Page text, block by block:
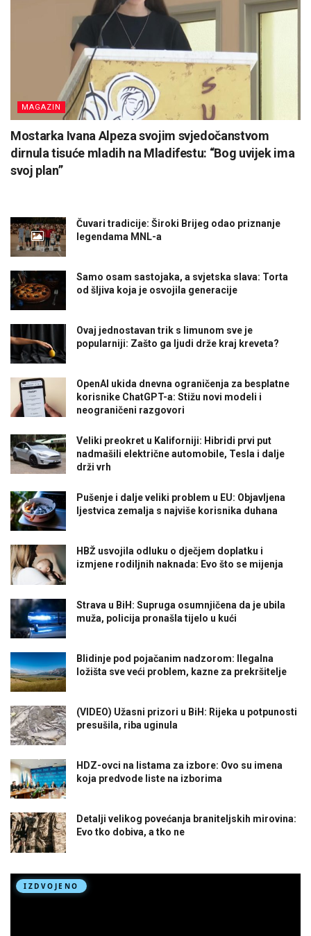
MAGAZIN
Mostarka Ivana Alpeza svojim svjedočanstvom
dirnula tisuće mladih na Mladifestu: “Bog uvijek ima
svoj plan”
Čuvari tradicije: Široki Brijeg odao priznanje
legendama MNL-a
Samo osam sastojaka, a svjetska slava: Torta
od šljiva koja je osvojila generacije
Ovaj jednostavan trik s limunom sve je
popularniji: Zašto ga ljudi drže kraj kreveta?
OpenAI ukida dnevna ograničenja za besplatne
korisnike ChatGPT-a: Stižu novi modeli i
neograničeni razgovori
Veliki preokret u Kaliforniji: Hibridi prvi put
nadmašili električne automobile, Tesla i dalje
drži vrh
Pušenje i dalje veliki problem u EU: Objavljena
ljestvica zemalja s najviše korisnika duhana
HBŽ usvojila odluku o dječjem doplatku i
izmjene rodiljnih naknada: Evo što se mijenja
Strava u BiH: Supruga osumnjičena da je ubila
muža, policija pronašla tijelo u kući
Blidinje pod pojačanim nadzorom: Ilegalna
ložišta sve veći problem, kazne za prekršitelje
(VIDEO) Užasni prizori u BiH: Rijeka u potpunosti
presušila, riba uginula
HDZ-ovci na listama za izbore: Ovo su imena
koja predvode liste na izborima
Detalji velikog povećanja braniteljskih mirovina:
Evo tko dobiva, a tko ne